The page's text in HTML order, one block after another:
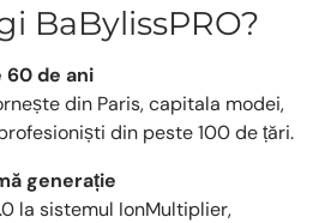
BaBylissPRO?
60 de ani
din Paris, capitala modei,
din peste 100 de țări.
generație
la sistemul IonMultiplier,